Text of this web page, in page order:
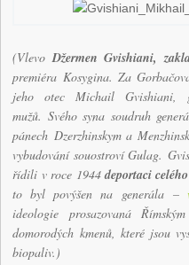
(VlevoDžermen Gvishiani,
premiéra Kosygina. Za
jeho otec Michail Gvishiani,
mužů. Svého syna soudruh
pánech Dzerzhinskym a
vybudování souostroví Gulag.
řídili v roce 1944deportaci
to byl povýšen na generála –
ideologie prosazovaná
domorodých kmenů, které jsou
biopaliv.)